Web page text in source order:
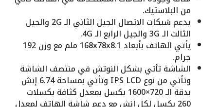
من البلاستيك.
يدعم شبكات الاتصال الجيل الثاني الـ 2G والجيل
الثالث الـ 3G والجيل الرابع الـ 4G.
يأتي الهاتف بأبعاد 168x78x8.1 ملم مع وزن 192
جرام.
الشاشة تأتي بشكل النوتش في منتصف الشاشة
وتأتي من نوع IPS LCD وتأتي بمساحة 6.74 إنش
بدقة الـ 720×1600 بكسل بمعدل كثافة بكسلات
260 بكسل لكل إنش مع دعم شاشة الهاتف لمعدل